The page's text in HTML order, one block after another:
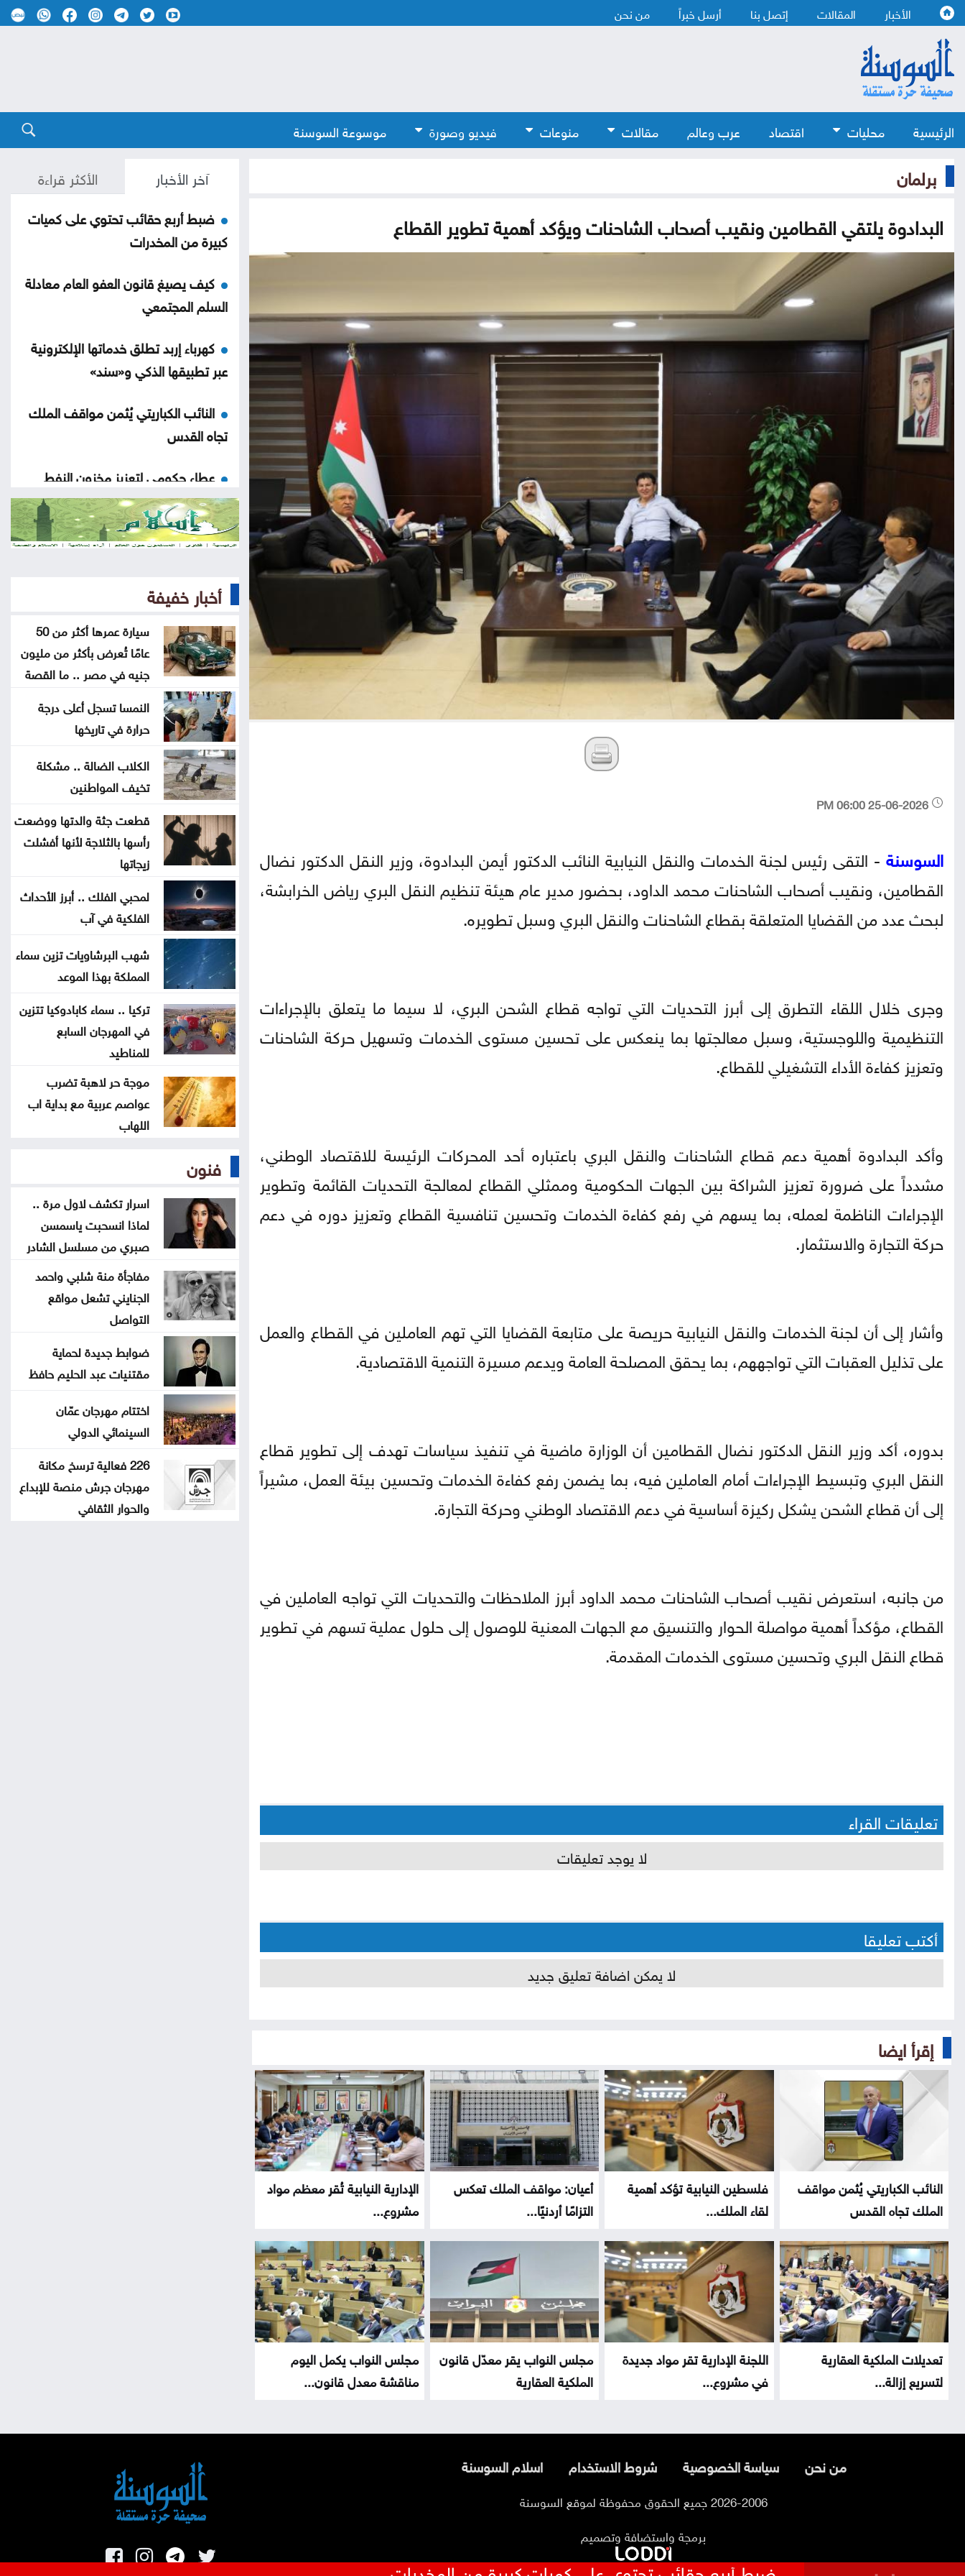
الأخبار المقالات إتصل بنا أرسل خبراً من نحن
الرئيسية محليات اقتصاد عرب وعالم مقالات منوعات فيديو وصورة موسوعة السوسنة
برلمان
البدادوة يلتقي القطامين ونقيب أصحاب الشاحنات ويؤكد أهمية تطوير القطاع
السوسنة - التقى رئيس لجنة الخدمات والنقل النيابية النائب الدكتور أيمن البدادوة، وزير النقل الدكتور نضال
القطامين، ونقيب أصحاب الشاحنات محمد الداود، بحضور مدير عام هيئة تنظيم النقل البري رياض الخرابشة،
لبحث عدد من القضايا المتعلقة بقطاع الشاحنات والنقل البري وسبل تطويره.
وجرى خلال اللقاء التطرق إلى أبرز التحديات التي تواجه قطاع الشحن البري، لا سيما ما يتعلق بالإجراءات
التنظيمية واللوجستية، وسبل معالجتها بما ينعكس على تحسين مستوى الخدمات وتسهيل حركة الشاحنات
وتعزيز كفاءة الأداء التشغيلي للقطاع.
وأكد البدادوة أهمية دعم قطاع الشاحنات والنقل البري باعتباره أحد المحركات الرئيسة للاقتصاد الوطني،
مشدداً على ضرورة تعزيز الشراكة بين الجهات الحكومية وممثلي القطاع لمعالجة التحديات القائمة وتطوير
الإجراءات الناظمة لعمله، بما يسهم في رفع كفاءة الخدمات وتحسين تنافسية القطاع وتعزيز دوره في دعم
حركة التجارة والاستثمار.
وأشار إلى أن لجنة الخدمات والنقل النيابية حريصة على متابعة القضايا التي تهم العاملين في القطاع والعمل
على تذليل العقبات التي تواجههم، بما يحقق المصلحة العامة ويدعم مسيرة التنمية الاقتصادية.
بدوره، أكد وزير النقل الدكتور نضال القطامين أن الوزارة ماضية في تنفيذ سياسات تهدف إلى تطوير قطاع
النقل البري وتبسيط الإجراءات أمام العاملين فيه، بما يضمن رفع كفاءة الخدمات وتحسين بيئة العمل، مشيراً
إلى أن قطاع الشحن يشكل ركيزة أساسية في دعم الاقتصاد الوطني وحركة التجارة.
من جانبه، استعرض نقيب أصحاب الشاحنات محمد الداود أبرز الملاحظات والتحديات التي تواجه العاملين في
القطاع، مؤكداً أهمية مواصلة الحوار والتنسيق مع الجهات المعنية للوصول إلى حلول عملية تسهم في تطوير
قطاع النقل البري وتحسين مستوى الخدمات المقدمة.
تعليقات القراء
لا يوجد تعليقات
أكتب تعليقا
لا يمكن اضافة تعليق جديد
إقرأ ايضا
النائب الكباريتي يُثمن مواقف
الملك تجاه القدس
فلسطين النيابية تؤكد أهمية
لقاء الملك...
أعيان: مواقف الملك تعكس
التزامًا أردنيًا...
الإدارية النيابية تُقر معظم مواد
مشروع...
تعديلات الملكية العقارية
لتسريع إزالة...
اللجنة الإدارية تقر مواد جديدة
في مشروع...
مجلس النواب يقر معدّل قانون
الملكية العقارية
مجلس النواب يكمل اليوم
مناقشة معدل قانون...
آخر الأخبار الأكثر قراءة
ضبط أربع حقائب تحتوي على كميات
كبيرة من المخدرات
كيف يصيغ قانون العفو العام معادلة
السلم المجتمعي
كهرباء إربد تطلق خدماتها الإلكترونية
عبر تطبيقها الذكي و«سند»
النائب الكباريتي يُثمن مواقف الملك
تجاه القدس
عطاء حكومي لتعزيز مخزون النفط
حفيدة كبير العسكر تعتلي منصة الحق
وموقعاً
الحكومة تؤكد حرصها على عدم
تعطيل الحياة العامة
حملة أمنية في اليمن عقب اغتيال قائد
عسكري
تمديد فترة توريد الحبوب للصوامع
ومراكز الاستلام
فلسطين النيابية تؤكد أهمية لقاء
الملك واللجنة الوزارية العربية
اللواء المعايطة يلتقي المفتش العام
للشرطة الرواندية
بعد 8 أشهر من التأخير .. فيفا يصرف
مستحقات منتخب الأردن بكأس العرب
آمال إعادة فتح هرمز
أخبار خفيفة
سيارة عمرها أكثر من 50
عامًا تُعرض بأكثر من مليون
جنيه في مصر .. ما القصة
النمسا تسجل أعلى درجة
حرارة في تاريخها
الكلاب الضالة .. مشكلة
تخيف المواطنين
قطعت جثة والدتها ووضعت
رأسها بالثلاجة لأنها أفشلت
زيجاتها
لمحبي الفلك .. أبرز الأحداث
الفلكية في آب
شهب البرشاويات تزين سماء
المملكة بهذا الموعد
تركيا .. سماء كابادوكيا تتزين
في المهرجان السابع
للمناطيد
موجة حر لاهبة تضرب
عواصم عربية مع بداية اب
اللهاب
فنون
اسرار تكشف لاول مرة ..
لماذا انسحبت ياسمسن
صبري من مسلسل الشادر
مفاجأة منة شلبي واحمد
الجنايني تشعل مواقع
التواصل
ضوابط جديدة لحماية
مقتنيات عبد الحليم حافظ
اختتام مهرجان عمّان
السينمائي الدولي
226 فعالية ترسخ مكانة
مهرجان جرش منصة للإبداع
والحوار الثقافي
من نحن سياسة الخصوصية شروط الاستخدام اسلام السوسنة
2026-2006 جميع الحقوق محفوظة لموقع السوسنة
برمجة واستضافة وتصميم
ضبط أربع حقائب تحتوي على كميات كبيرة من المخدرات